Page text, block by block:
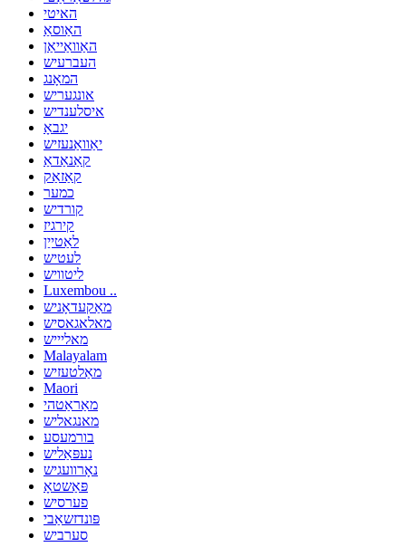
האיטי
האַוסאַ
האַוואַייאַן
העברעיש
המאָנג
אונגעריש
איסלענדיש
יגבאָ
יאַוואַנעזיש
קאַנאַדאַ
קאַזאַק
כמער
קורדיש
קירגיז
לאַטייַן
לעטיש
ליטוויש
Luxembou ..
מאַקעדאָניש
מאלאגאסיש
מאליייש
Malayalam
מאַלטעזיש
Maori
מאַראַטהי
מאנגאליש
בורמעסע
נעפּאַליש
נאָרוועגיש
פּאַשטאָ
פערסיש
פּונדזשאַבי
סערביש